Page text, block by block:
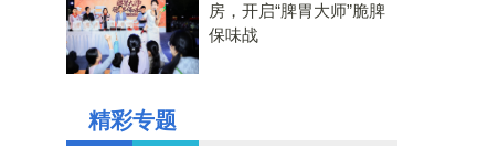
房，开启“脾胃大师”脆脾
保味战
精彩专题